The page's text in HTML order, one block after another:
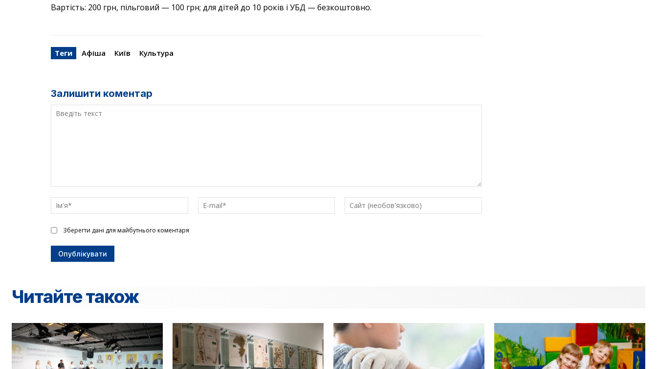
Вартість: 200 грн, пільговий — 100 грн; для дітей до 10 років і УБД — безкоштовно.
Теги Афіша Київ Культура
Залишити коментар
текст
Ім'я*
mail*
(необов'язково)
Зберегти дані для майбутнього коментаря
Читайте також